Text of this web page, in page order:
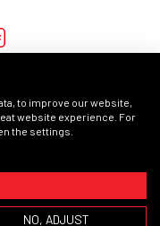
ملفات
to improve our website,
website experience. For
the settings.
NO, ADJUST